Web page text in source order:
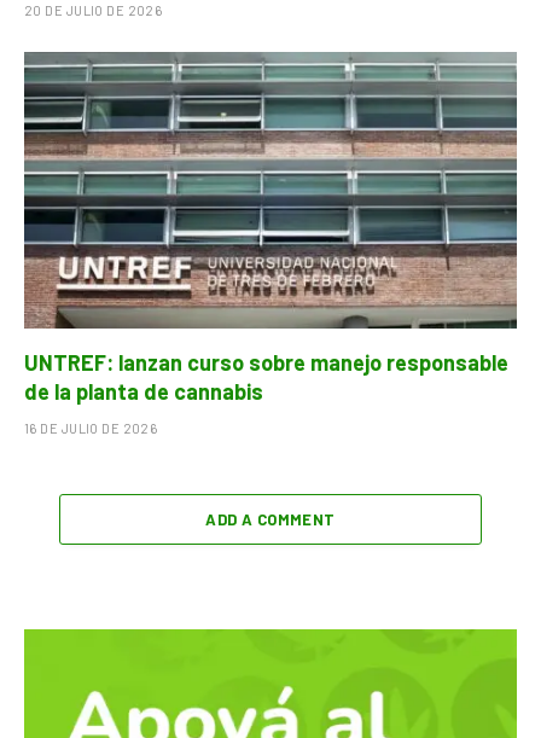
20 DE JULIO DE 2026
UNTREF: lanzan curso sobre manejo responsable
de la planta de cannabis
16 DE JULIO DE 2026
ADD A COMMENT